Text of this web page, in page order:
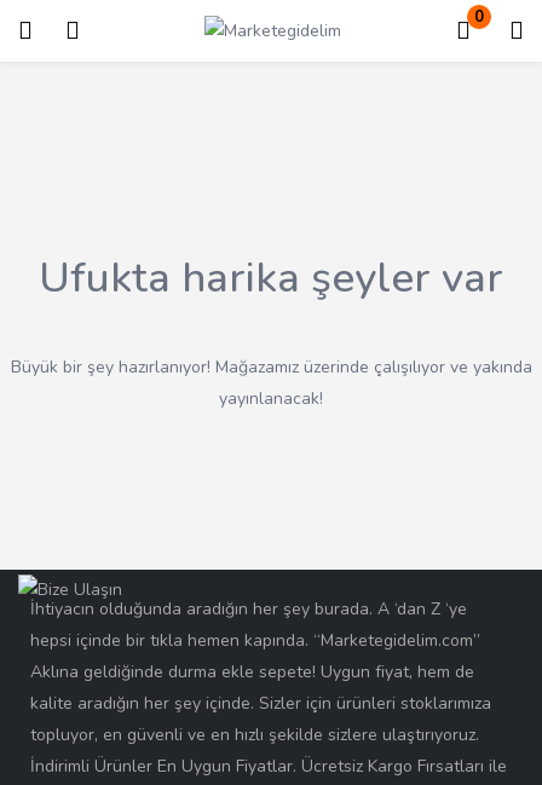
0
Giriş Kayıt ol
Ufukta harika şeyler var
Büyük bir şey hazırlanıyor! Mağazamız üzerinde çalışılıyor ve yakında
yayınlanacak!
İhtiyacın olduğunda aradığın her şey burada. A ‘dan Z ‘ye
hepsi içinde bir tıkla hemen kapında. “Marketegidelim.com”
Aklına geldiğinde durma ekle sepete! Uygun fiyat, hem de
kalite aradığın her şey içinde. Sizler için ürünleri stoklarımıza
topluyor, en güvenli ve en hızlı şekilde sizlere ulaştırıyoruz.
İndirimli Ürünler En Uygun Fiyatlar. Ücretsiz Kargo Fırsatları ile